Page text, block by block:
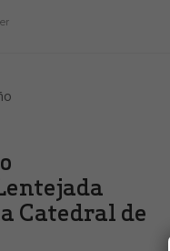
Catedral de